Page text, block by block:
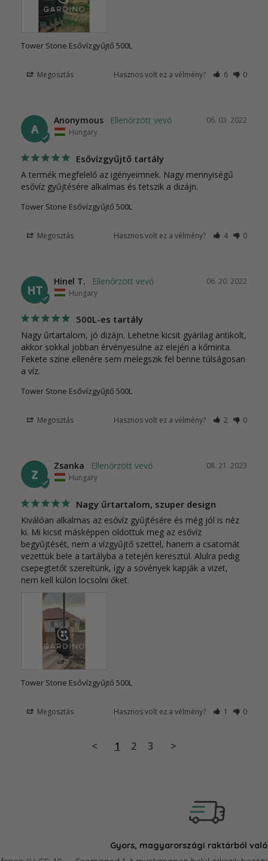
Tower Stone Esővízgyűjtő 500L
Megosztás Hasznos volt ez a vélmény? 6 0
A
06. 03. 2022
Anonymous
Hungary
Esővízgyűjtő tartály
A termék megfelelő az igényeimnek. Nagy mennyiségű
esővíz gyűjtésére alkalmas és tetszik a dizájn.
Tower Stone Esővízgyűjtő 500L
Megosztás Hasznos volt ez a vélmény? 4 0
HT
06. 20. 2022
Hinel T.
Hungary
500L-es tartály
Nagy űrtartalom, jó dizájn. Lehetne kicsit gyárilag antikolt,
akkor sokkal jobban érvényesülne az elején a kőminta.
Fekete színe ellenére sem melegszik fel benne túlságosan
a víz.
Tower Stone Esővízgyűjtő 500L
Megosztás Hasznos volt ez a vélmény? 2 0
Z
08. 21. 2023
Zsanka
Hungary
Nagy űrtartalom, szuper design
Kiválóan alkalmas az esővíz gyűjtésére és még jól is néz
ki. Mi kicsit másképpen oldottuk meg az esővíz
begyűjtését, nem a vízgyűjtő szettel, hanem a csatornát
vezettük bele a tartályba a tetején keresztül. Alulra pedig
csepegtetőt szereltünk, így a sövények kapják a vizet,
nem kell külön locsolni őket.
Tower Stone Esővízgyűjtő 500L
Megosztás Hasznos volt ez a vélmény? 1 0
< 1 2 3 >
Gyors, magyarországi raktárból való szállítás